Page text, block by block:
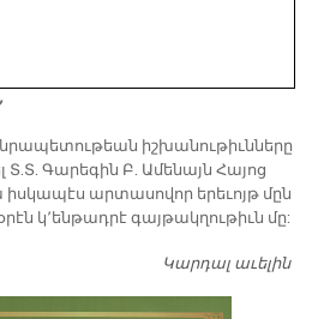
իշխանութիւնները
Տ.Տ. Գարեգին Բ. Ամենայն Հայոց
արտասովոր երեւոյթ մըն
կ՚ենթադրէ գայթակղութիւն մը:
Կարդալ աւելին